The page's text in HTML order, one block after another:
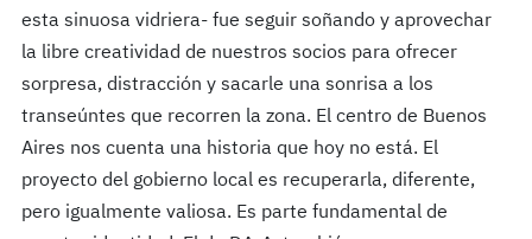
esta sinuosa vidriera- fue seguir soñando y aprovechar
la libre creatividad de nuestros socios para ofrecer
sorpresa, distracción y sacarle una sonrisa a los
transeúntes que recorren la zona. El centro de Buenos
Aires nos cuenta una historia que hoy no está. El
proyecto del gobierno local es recuperarla, diferente,
pero igualmente valiosa. Es parte fundamental de